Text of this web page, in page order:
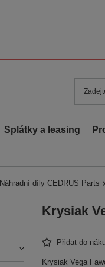
Splátky a leasing
Náhradní díly CEDRUS Parts
Krysiak
Přidat do
Krysiak Vega